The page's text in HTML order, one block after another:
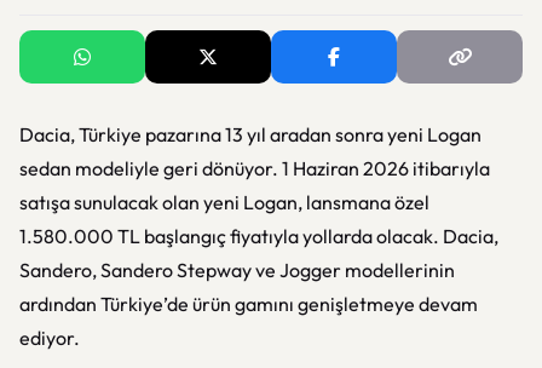
Dacia, Türkiye pazarına 13 yıl aradan sonra yeni Logan
sedan modeliyle geri dönüyor. 1 Haziran 2026 itibarıyla
satışa sunulacak olan yeni Logan, lansmana özel
1.580.000 TL başlangıç fiyatıyla yollarda olacak. Dacia,
Sandero, Sandero Stepway ve Jogger modellerinin
ardından Türkiye’de ürün gamını genişletmeye devam
ediyor.